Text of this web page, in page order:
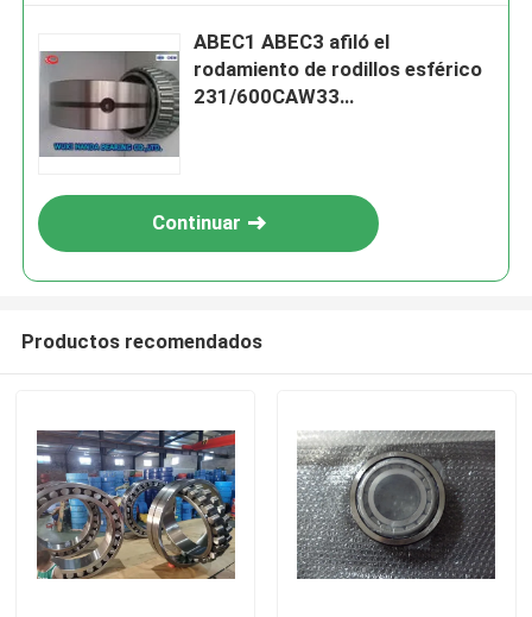
ABEC1 ABEC3 afiló el
rodamiento de rodillos esférico
231/600CAW33
Continuar
Productos recomendados